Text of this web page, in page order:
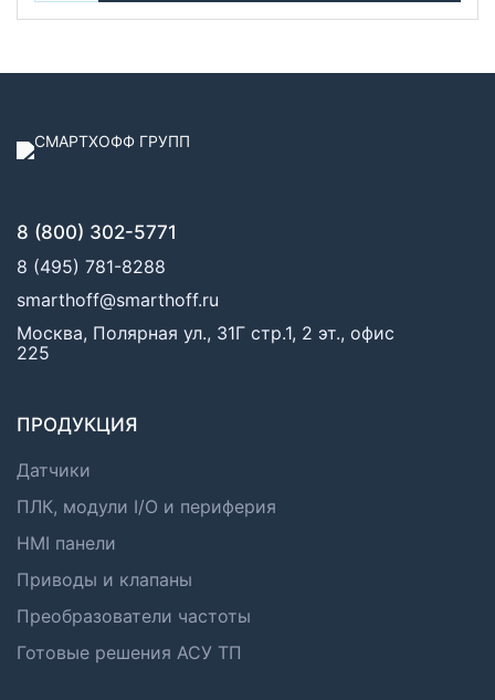
8 (800) 302-5771
8 (495) 781-8288
smarthoff@smarthoff.ru
Москва, Полярная ул., 31Г стр.1, 2 эт., офис
225
ПРОДУКЦИЯ
Датчики
ПЛК, модули I/O и периферия
HMI панели
Приводы и клапаны
Преобразователи частоты
Готовые решения АСУ ТП